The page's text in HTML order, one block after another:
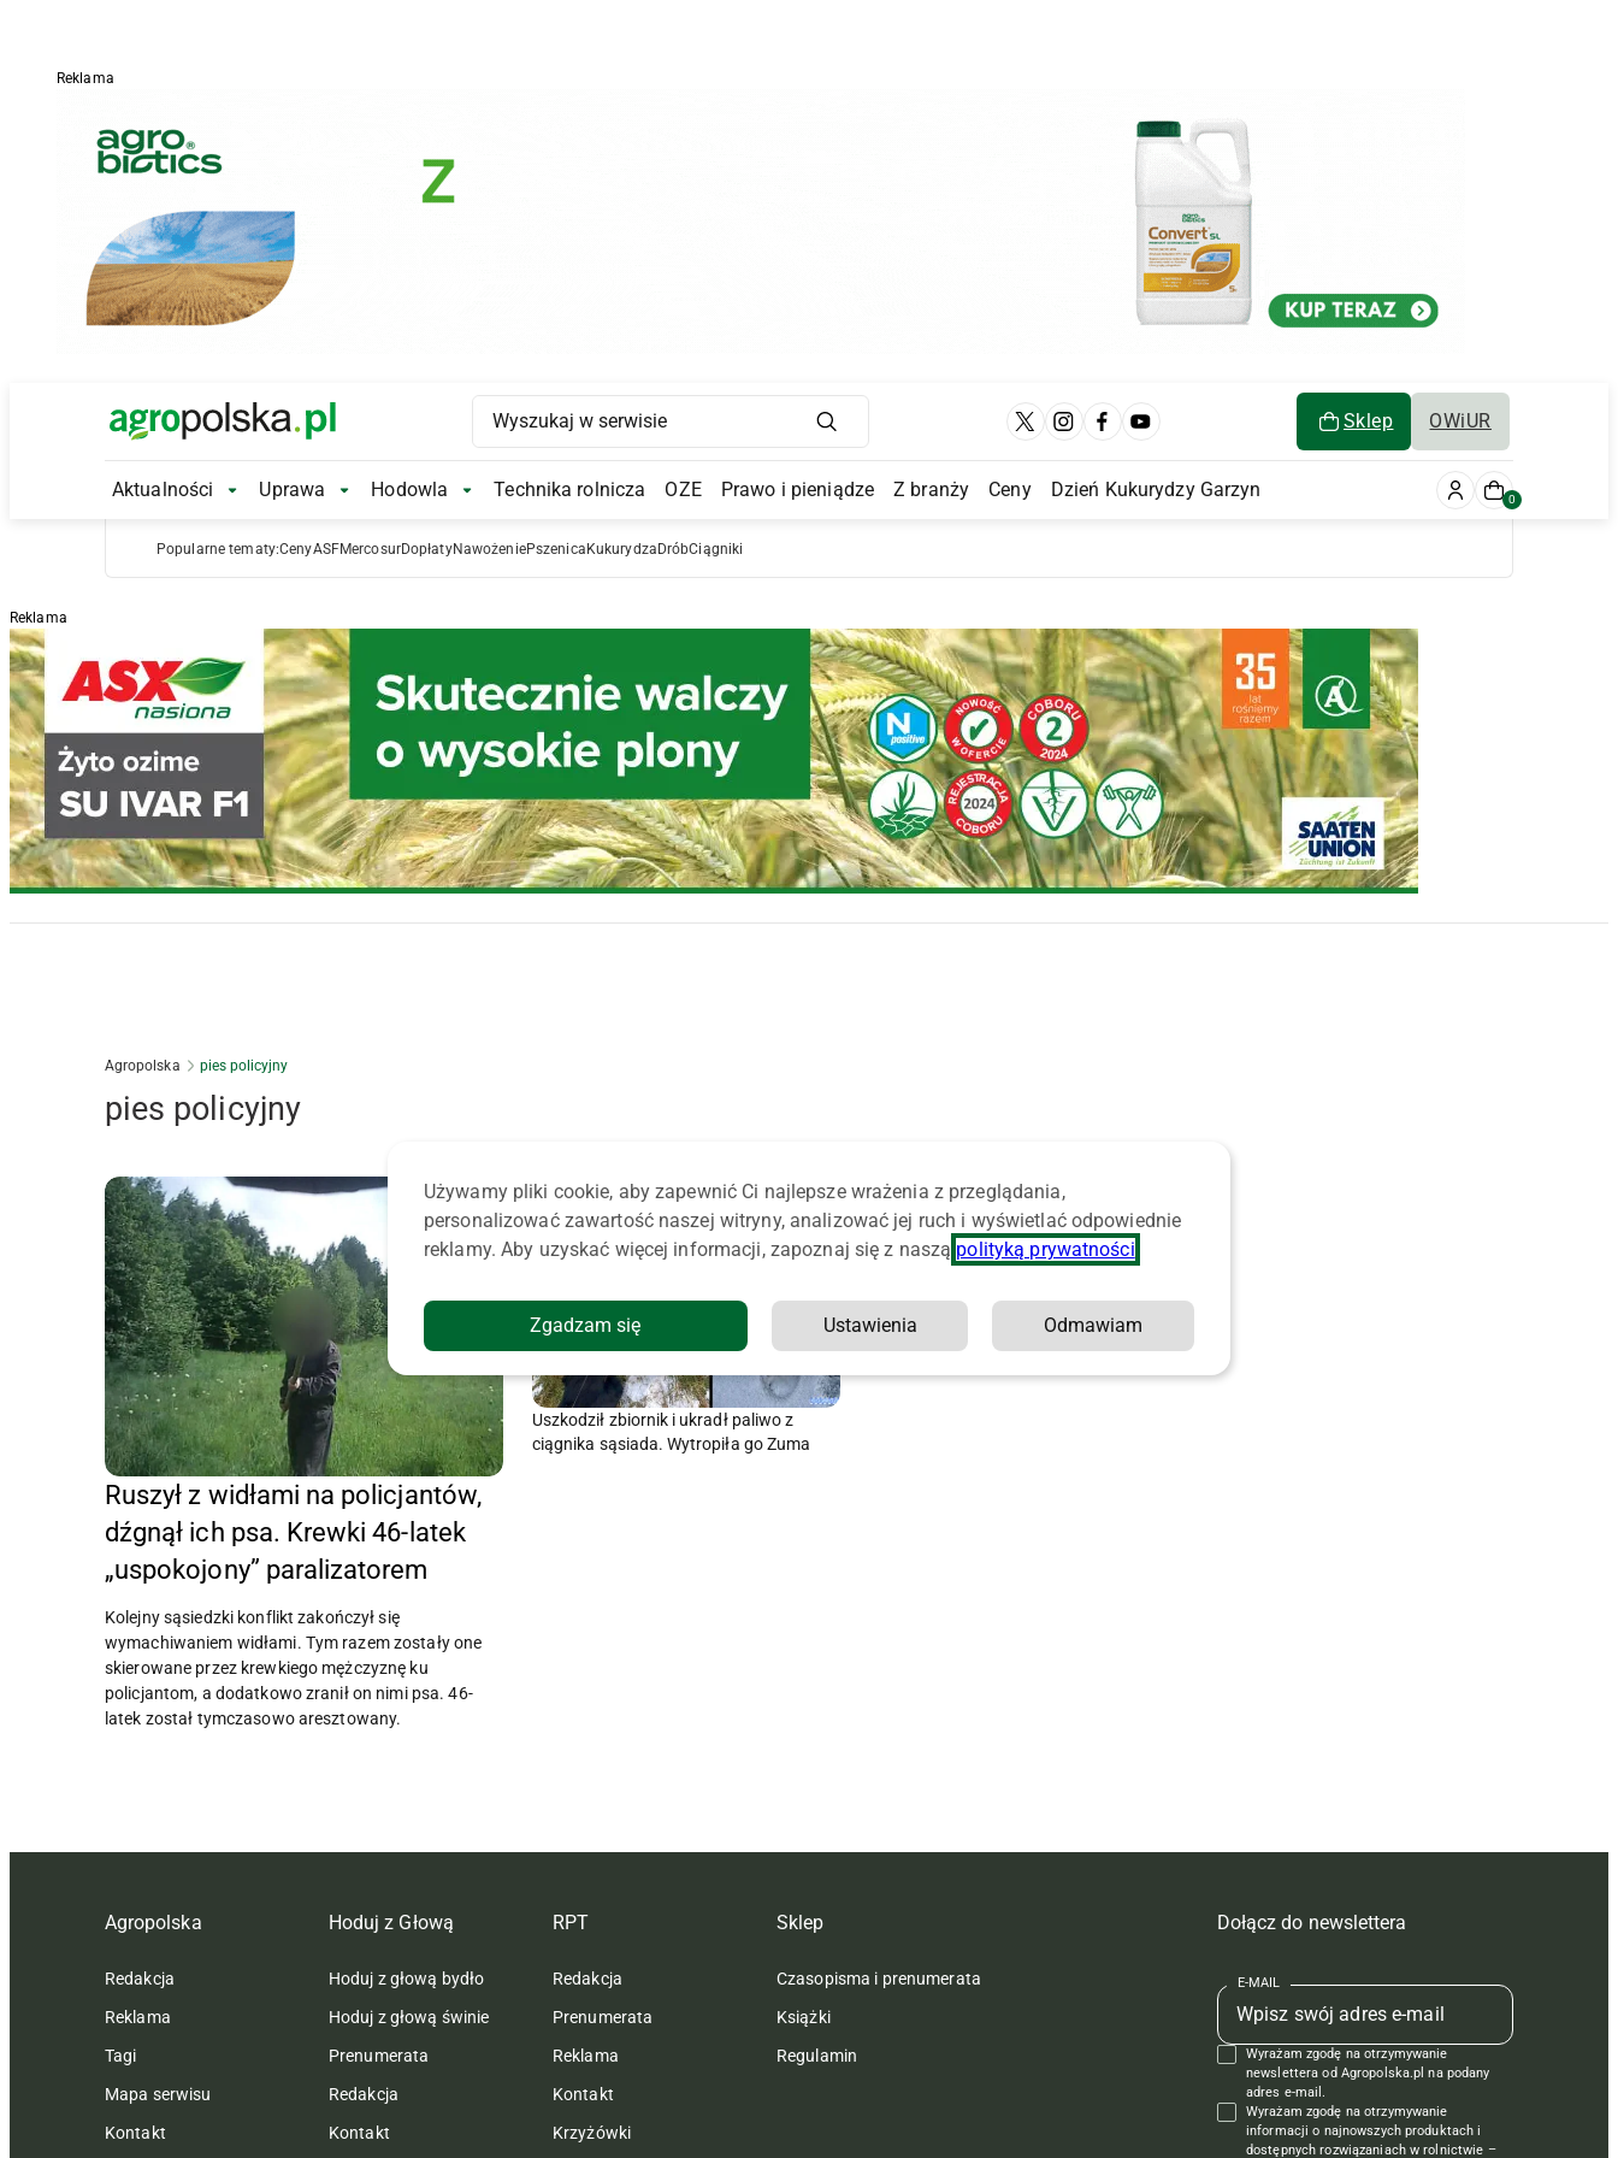
Reklama
Main Logo Sklep OWiUR
Main Navigation
Aktualności Aktualności Submenu
Uprawa Uprawa Submenu
Hodowla Hodowla Submenu
Technika rolnicza OZE Prawo i pieniądze Z branży Ceny Dzień Kukurydzy Garzyn 0
Popularne tematy:CenyASFMercosurDopłatyNawożeniePszenica Kukurydza DróbCiągniki
Reklama
Agropolska pies policyjny
pies policyjny
Ruszył z widłami na policjantów,
dźgnął ich psa. Krewki 46-latek
„uspokojony” paralizatorem
Kolejny sąsiedzki konflikt zakończył się
wymachiwaniem widłami. Tym razem zostały one
skierowane przez krewkiego mężczyznę ku
policjantom, a dodatkowo zranił on nimi psa. 46-
latek został tymczasowo aresztowany.
Uszkodził zbiornik i ukradł paliwo z
ciągnika sąsiada. Wytropiła go Zuma
Agropolska
Redakcja
Reklama
Tagi
Mapa serwisu
Kontakt
Hoduj z Głową
Hoduj z głową bydło
Hoduj z głową świnie
Prenumerata
Redakcja
Kontakt
RPT
Redakcja
Prenumerata
Reklama
Kontakt
Krzyżówki
Sklep
Czasopisma i prenumerata
Książki
Regulamin
Dołącz do newslettera
E-MAIL
Wyrażam zgodę na otrzymywanie
newslettera od Agropolska.pl na podany
adres e-mail.
Wyrażam zgodę na otrzymywanie
informacji o najnowszych produktach i
dostępnych rozwiązaniach w rolnictwie –
Używamy pliki cookie, aby zapewnić Ci najlepsze wrażenia z przeglądania,
personalizować zawartość naszej witryny, analizować jej ruch i wyświetlać odpowiednie
reklamy. Aby uzyskać więcej informacji, zapoznaj się z naszą polityką prywatności
Zgadzam się Ustawienia Odmawiam